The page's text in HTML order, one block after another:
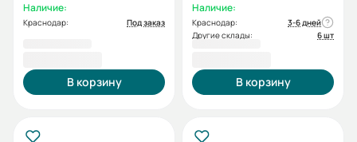
Наличие:
Краснодар: Под заказ
В корзину
Наличие:
Краснодар:
3-6 дней
Другие склады:
6 шт
В корзину